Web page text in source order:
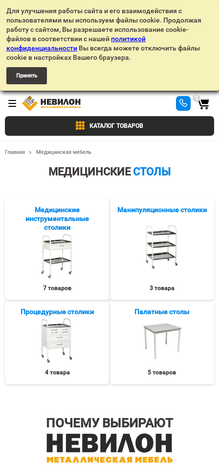
Для улучшения работы сайта и его взаимодействия с
пользователями мы используем файлы cookie. Продолжая
работу с сайтом, Вы разрешаете использование cookie-
файлов в соответствии с нашей политикой
конфиденциальности Вы всегда можете отключить файлы
cookie в настройках Вашего браузера.
Принять
КАТАЛОГ ТОВАРОВ
0
Главная Медицинская мебель
МЕДИЦИНСКИЕ СТОЛЫ
Медицинские
инструментальные
столики
7 товаров
Манипуляционные столики
3 товара
Процедурные столики
4 товара
Палатные столы
5 товаров
ПОЧЕМУ ВЫБИРАЮТ